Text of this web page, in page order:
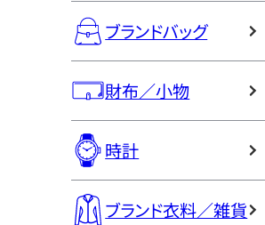
ブランドバッグ
財布／小物
時計
ブランド衣料／雑貨